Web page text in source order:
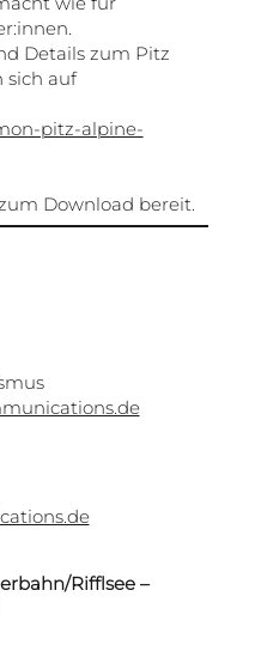
Details zum Pitz
sich auf
pitz-alpine-
Download bereit.
Rifflsee –